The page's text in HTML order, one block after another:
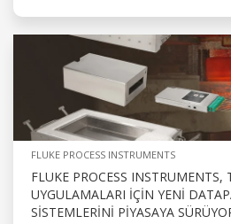
FLUKE PROCESS INSTRUMENTS
FLUKE PROCESS
UYGULAMALARI IÇIN YENI
SISTEMLERINI PIYASAYA